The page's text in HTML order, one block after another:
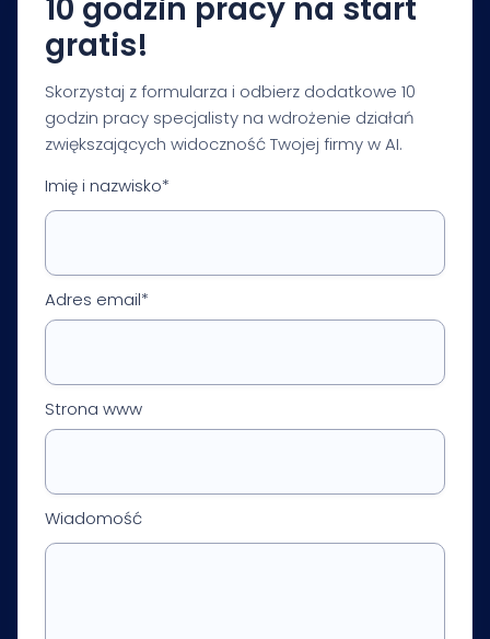
10 godzin pracy na start
gratis!
Skorzystaj z formularza i odbierz dodatkowe 10
godzin pracy specjalisty na wdrożenie działań
zwiększających widoczność Twojej firmy w AI.
Imię i nazwisko*
Adres email*
Strona www
Wiadomość